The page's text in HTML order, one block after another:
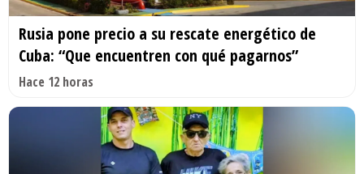
Rusia pone precio a su rescate energético de
Cuba: “Que encuentren con qué pagarnos”
Hace 12 horas